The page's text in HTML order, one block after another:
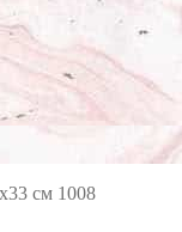
см 1008